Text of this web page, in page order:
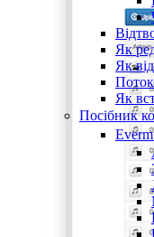
Як
Як
Як
Посібник